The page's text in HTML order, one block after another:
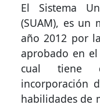
El Sistema
(SUAM), es un
año 2012 por
aprobado en el
cual tiene
incorporación
habilidades de